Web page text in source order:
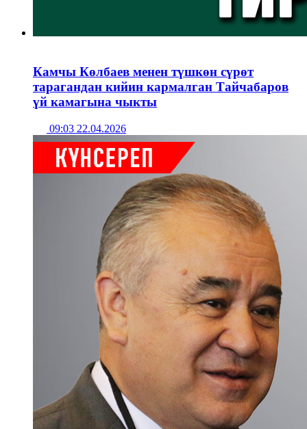
Камчы Көлбаев менен түшкөн сүрөт
тарагандан кийин кармалган Тайчабаров
үй камагына чыкты
09:03 22.04.2026